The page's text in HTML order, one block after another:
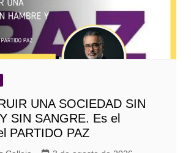
UNA SOCIEDAD SIN
SIN SANGRE. Es el
PARTIDO PAZ